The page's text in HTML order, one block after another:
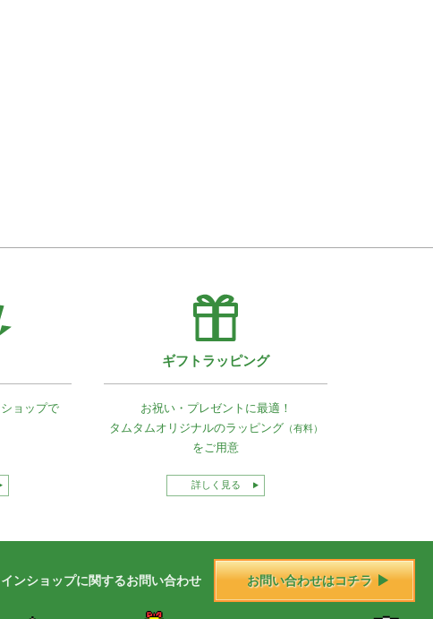
ョップで
ギフトラッピング
お祝い・プレゼントに最適！
タムタムオリジナルのラッピング（有料）
をご用意
詳しく見る
ンショップに関するお問い合わせ お問い合わせはコチラ